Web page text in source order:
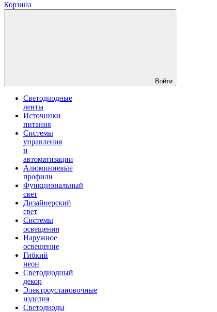
Корзина
Войти
Светодиодные
ленты
Источники
питания
Системы
управления
и
автоматизации
Алюминиевые
профили
Функциональный
свет
Дизайнерский
свет
Системы
освещения
Наружное
освещение
Гибкий
неон
Светодиодный
декор
Электроустановочные
изделия
Светодиоды